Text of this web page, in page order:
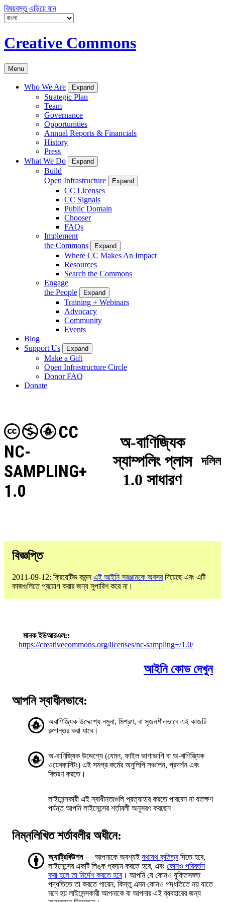
বিষয়বস্তু এড়িয়ে যান
Creative Commons
Menu
Who We Are Expand
Strategic Plan
Team
Governance
Opportunities
Annual Reports & Financials
History
Press
What We Do
Expand
Build
Open Infrastructure
Expand
CC Licenses
CC Signals
Public Domain
Chooser
FAQs
Implement
the Commons
Expand
Where CC Makes An Impact
Resources
Search the Commons
Engage
the People
Expand
Training + Webinars
Advocacy
Community
Events
Blog
Support Us
Expand
Make a Gift
Open Infrastructure Circle
Donor FAQ
Donate
অ-বাণিজ্যিক
স্যাম্পলিং প্লাস
1.0 সাধারণ
CC
NC-
SAMPLING+
1.0
দলিল
বিজ্ঞপ্তি
2011-09-12: ক্রিয়েটিভ কমন্সএই আইনি সরঞ্জামকে অবসরদিয়েছে এবং এটি
কাজগুলিতে প্রয়োগ করার জন্য সুপারিশ করে না।
মানক ইউআরএল:
https://creativecommons.org/licenses/nc-sampling+/1.0/
আইনি কোড দেখুন
আপনি স্বাধীনভাবে:
অবাণিজ্যিক উদ্দেশ্যে নমুনা, মিশ্রণ, বা সৃজনশীলভাবে এই কাজটি
রুপান্তর করা যাবে।
অ-বাণিজ্যিক উদ্দেশ্যে (যেমন, ফাইল ভাগাভাগি বা অ-বাণিজ্যিক
ওয়েবকাস্টিং) এই সমগ্র কর্মের অনুলিপি সঞ্চালন, প্রদর্শন এবং
বিতরণ করতে।
লাইসেন্সকারী এই স্বাধীনতাগুলি প্রত্যাহার করতে পারবেন না যতক্ষণ
পর্যন্ত আপনি লাইসেন্সের শর্তাবলী অনুসরণ করছেন।
নিম্নলিখিত শর্তাবলীর অধীনে:
অ্যাট্রিবিউশন— আপনাকে অবশ্যই যথাযথ কৃতিত্বদিতে হবে,
লাইসেন্সের একটি লিঙ্ক প্রদান করতে হবে, এবং কোনও পরিবর্তন
করা হলে তা নির্দেশ করতে হবে। আপনি যে কোনও যুক্তিসঙ্গত
পদ্ধতিতে তা করতে পারেন, কিন্তু এমন কোনও পদ্ধতিতে নয় যাতে
মনে হয় লাইসেন্সকারী আপনাকে বা আপনার এই ব্যবহারের জন্য